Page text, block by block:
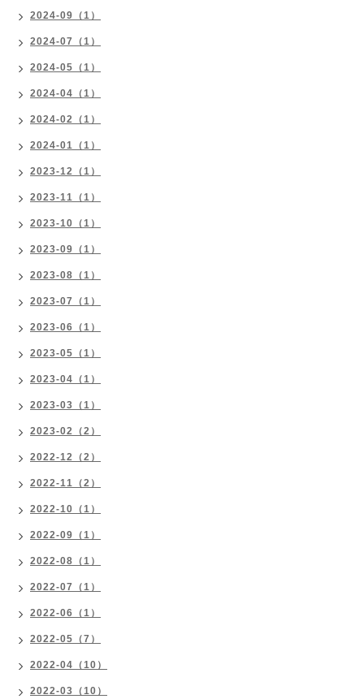
2024-09（1）
2024-07（1）
2024-05（1）
2024-04（1）
2024-02（1）
2024-01（1）
2023-12（1）
2023-11（1）
2023-10（1）
2023-09（1）
2023-08（1）
2023-07（1）
2023-06（1）
2023-05（1）
2023-04（1）
2023-03（1）
2023-02（2）
2022-12（2）
2022-11（2）
2022-10（1）
2022-09（1）
2022-08（1）
2022-07（1）
2022-06（1）
2022-05（7）
2022-04（10）
2022-03（10）